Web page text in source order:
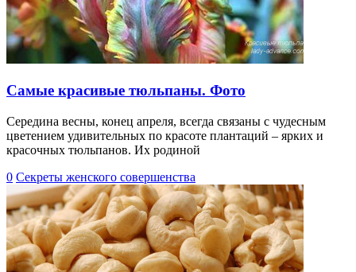
Самые красивые тюльпаны. Фото
Середина весны, конец апреля, всегда связаны с чудесным
цветением удивительных по красоте плантаций – ярких и
красочных тюльпанов. Их родиной
0 Секреты женского совершенства